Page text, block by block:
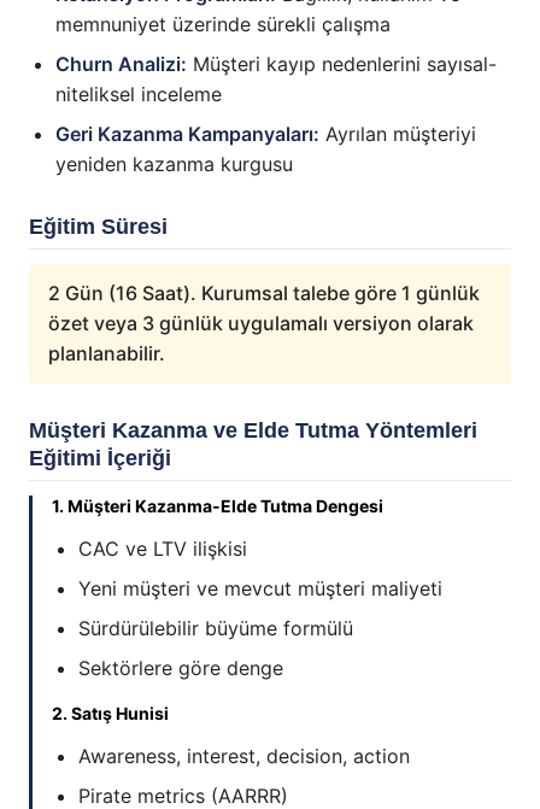
memnuniyet üzerinde sürekli çalışma
Churn Analizi: Müşteri kayıp nedenlerini sayısal-
niteliksel inceleme
Geri Kazanma Kampanyaları: Ayrılan müşteriyi
yeniden kazanma kurgusu
Eğitim Süresi
2 Gün (16 Saat). Kurumsal talebe göre 1 günlük
özet veya 3 günlük uygulamalı versiyon olarak
planlanabilir.
Müşteri Kazanma ve Elde Tutma Yöntemleri
Eğitimi İçeriği
1. Müşteri Kazanma-Elde Tutma Dengesi
CAC ve LTV ilişkisi
Yeni müşteri ve mevcut müşteri maliyeti
Sürdürülebilir büyüme formülü
Sektörlere göre denge
2. Satış Hunisi
Awareness, interest, decision, action
Pirate metrics (AARRR)